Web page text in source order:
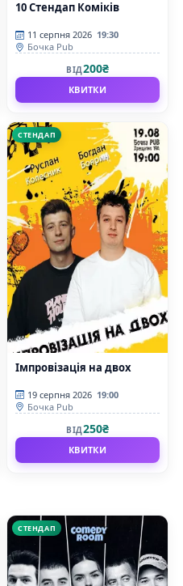
10 Стендап Коміків
11 серпня 2026 19:30
Бочка Pub
ВІД200₴
КВИТКИ
СТЕНДАП
Імпровізація на двох
19 серпня 2026 19:00
Бочка Pub
ВІД250₴
КВИТКИ
СТЕНДАП